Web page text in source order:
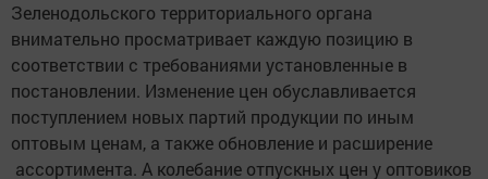
Зеленодольского территориального органа
внимательно просматривает каждую позицию в
соответствии с требованиями установленные в
постановлении. Изменение цен обуславливается
поступлением новых партий продукции по иным
оптовым ценам, а также обновление и расширение
ассортимента. А колебание отпускных цен у оптовиков